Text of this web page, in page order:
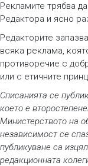
Рекламите трябва
Редактора и ясно
Редакторите
всяка реклама,
противоречие с
или с етичните
Списанията се
което е
Министерството на
независимост се
публикуване са
редакционната